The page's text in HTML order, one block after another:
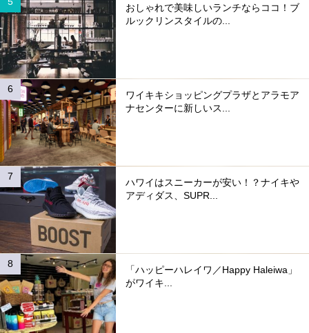
おしゃれで美味しいランチならココ！ブ
ルックリンスタイルの...
ワイキキショッピングプラザとアラモア
ナセンターに新しいス...
ハワイはスニーカーが安い！？ナイキや
アディダス、SUPR...
「ハッピーハレイワ／Happy Haleiwa」
がワイキ...